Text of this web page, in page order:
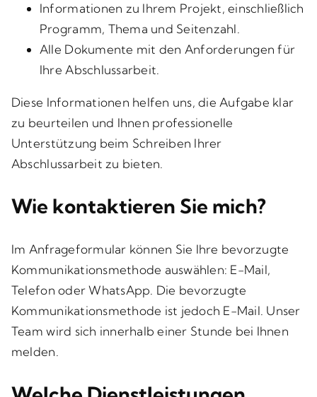
Informationen zu Ihrem Projekt, einschließlich
Programm, Thema und Seitenzahl.
Alle Dokumente mit den Anforderungen für
Ihre Abschlussarbeit.
Diese Informationen helfen uns, die Aufgabe klar
zu beurteilen und Ihnen professionelle
Unterstützung beim Schreiben Ihrer
Abschlussarbeit zu bieten.
Wie kontaktieren Sie mich?
Im Anfrageformular können Sie Ihre bevorzugte
Kommunikationsmethode auswählen: E-Mail,
Telefon oder WhatsApp. Die bevorzugte
Kommunikationsmethode ist jedoch E-Mail. Unser
Team wird sich innerhalb einer Stunde bei Ihnen
melden.